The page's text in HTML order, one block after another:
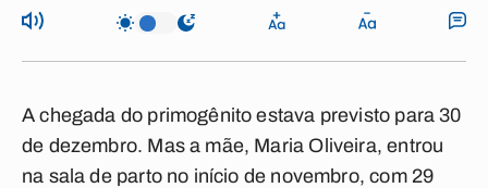
A chegada do primogênito estava previsto para 30
de dezembro. Mas a mãe, Maria Oliveira, entrou
na sala de parto no início de novembro, com 29